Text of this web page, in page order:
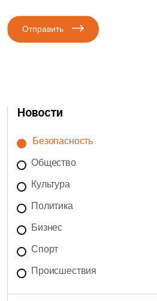
Отправить
Новости
Безопасность
Общество
Культура
Политика
Бизнес
Спорт
Происшествия